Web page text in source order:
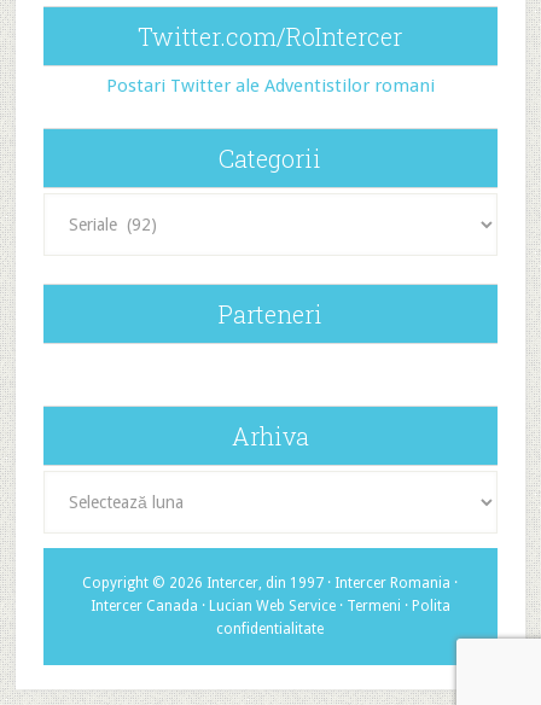
Twitter.com/RoIntercer
Postari Twitter ale Adventistilor romani
Categorii
Parteneri
Arhiva
Copyright © 2026 Intercer, din 1997 · Intercer Romania ·
Intercer Canada · Lucian Web Service· Termeni · Polita
confidentialitate